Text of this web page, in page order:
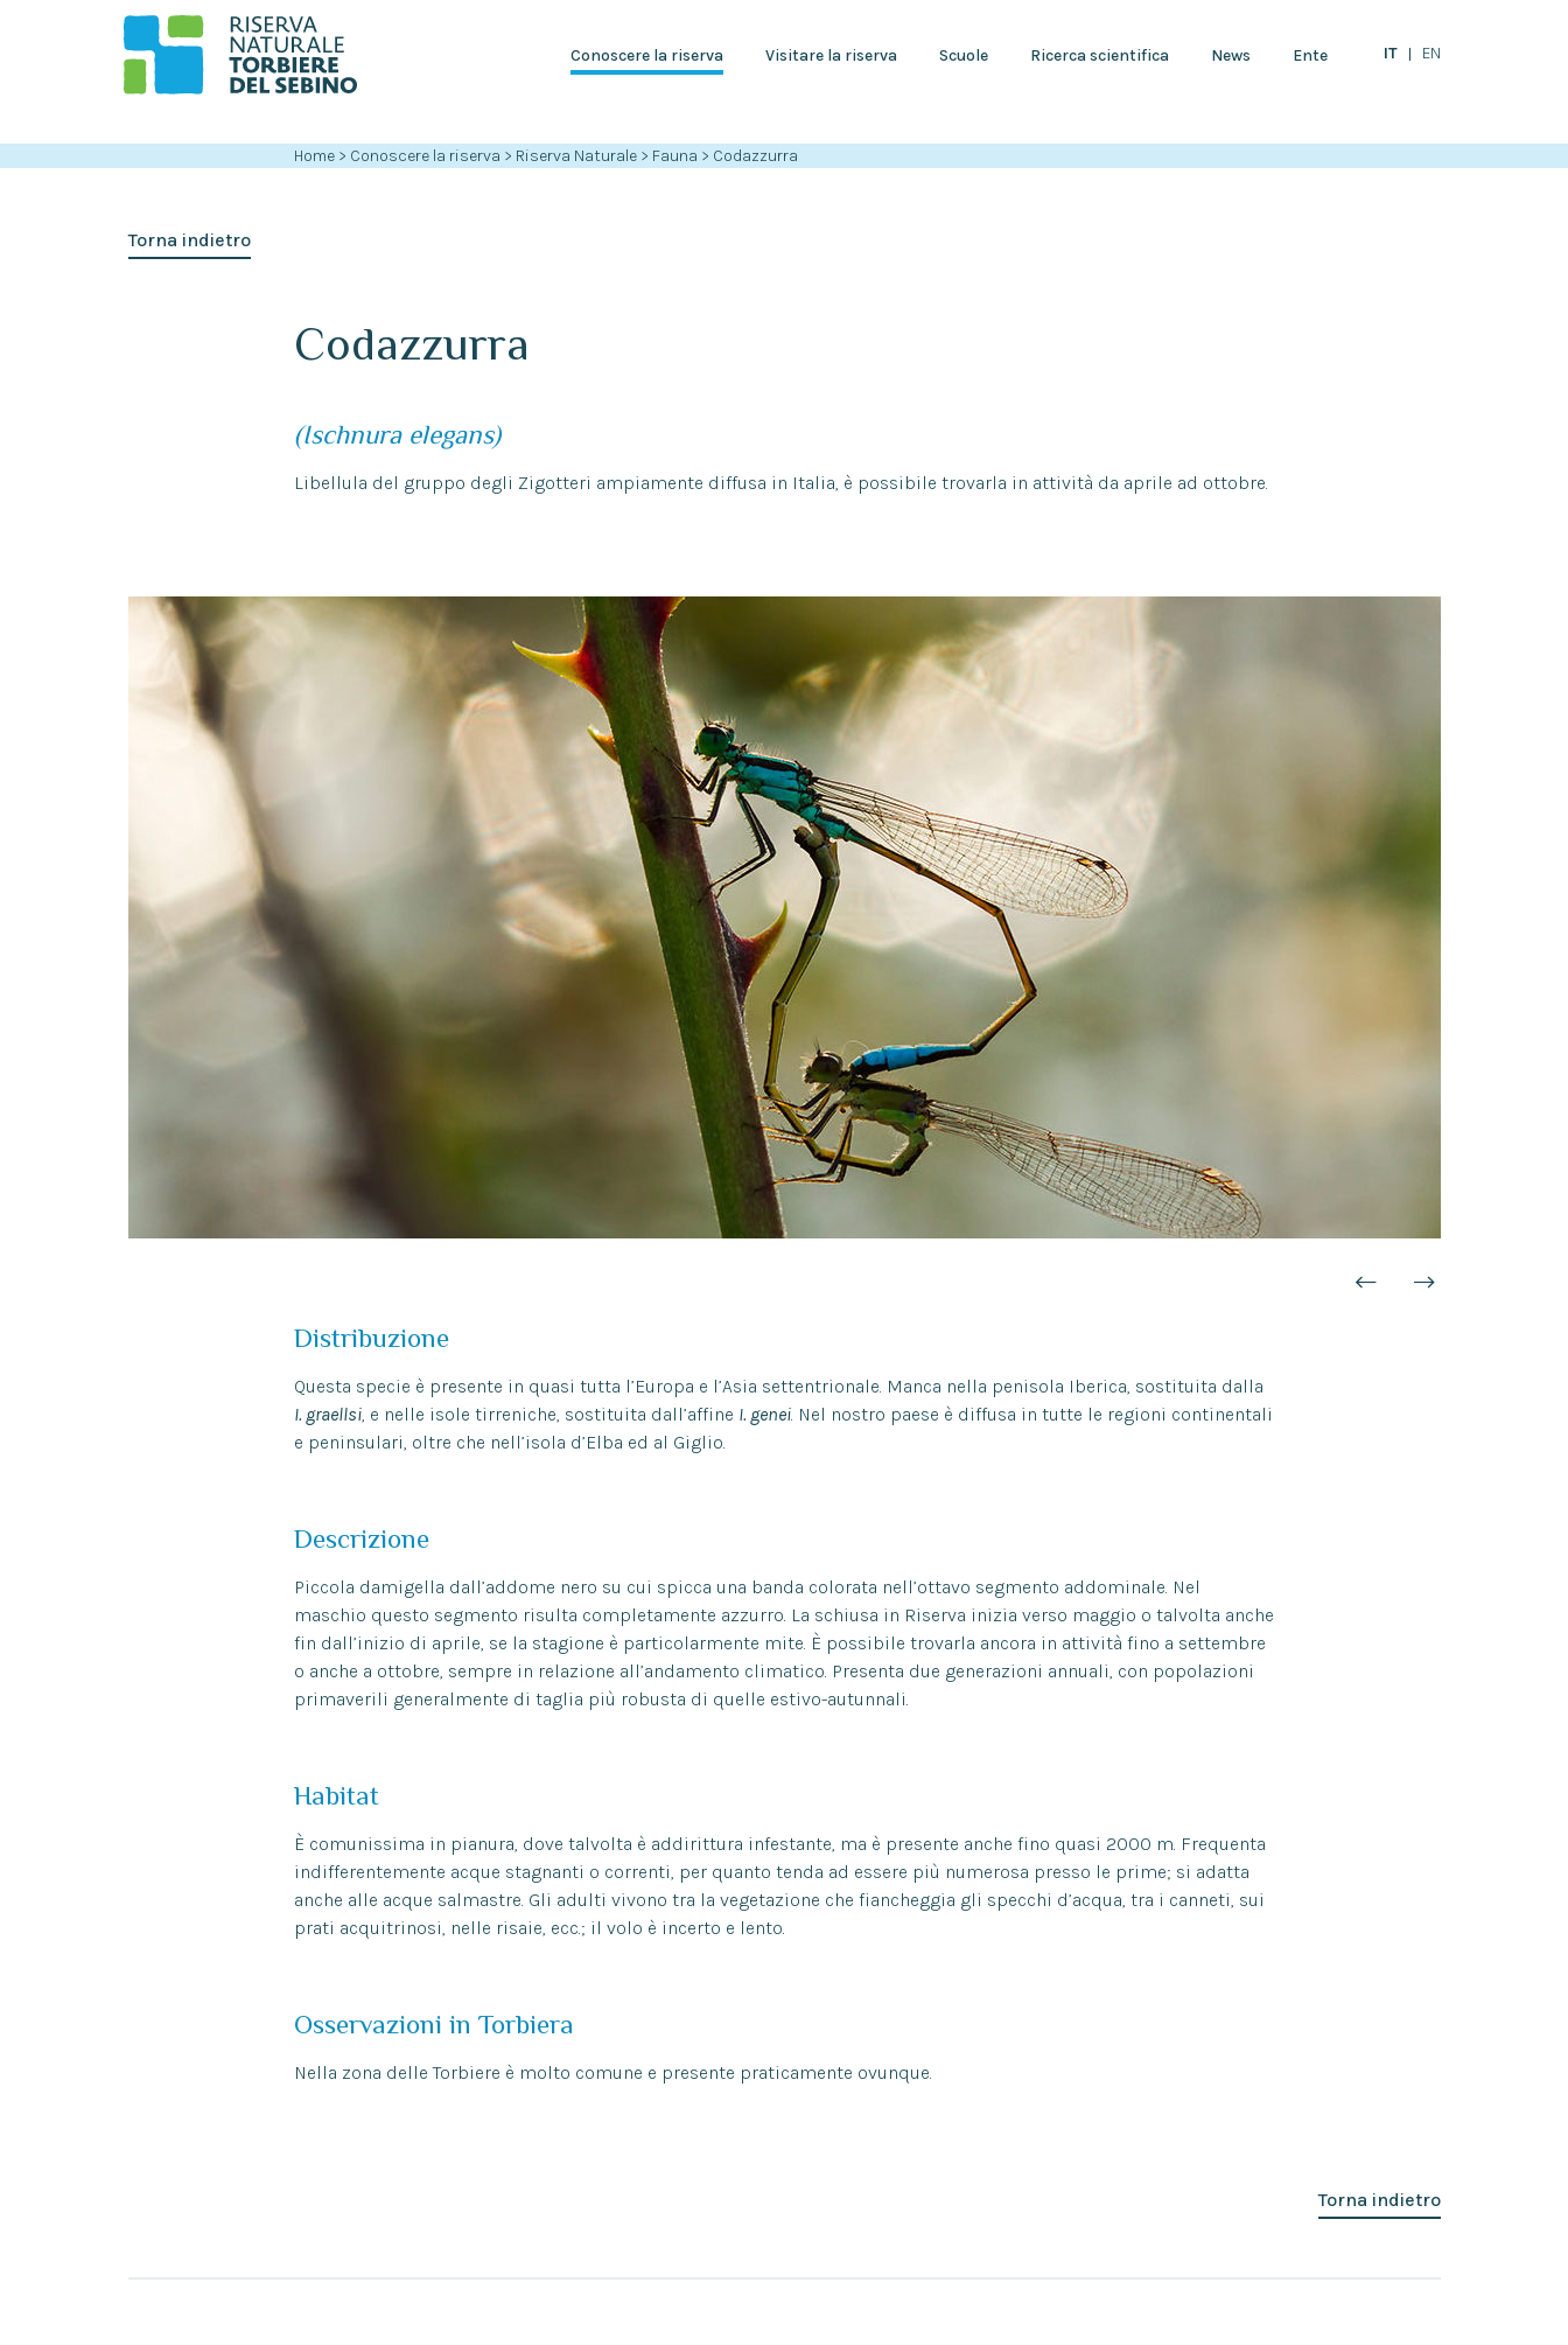
Conoscere la riserva Visitare la riserva Scuole Ricerca scientifica News Ente IT EN
Home > Conoscere la riserva > Riserva Naturale > Fauna > Codazzurra
Torna indietro
Codazzurra
(Ischnura elegans)
Libellula del gruppo degli Zigotteri ampiamente diffusa in Italia, è possibile trovarla in attività da aprile ad ottobre.
Distribuzione
Questa specie è presente in quasi tutta l’Europa e l’Asia settentrionale. Manca nella penisola Iberica, sostituita dalla
I. graellsi, e nelle isole tirreniche, sostituita dall’affine I. genei. Nel nostro paese è diffusa in tutte le regioni continentali
e peninsulari, oltre che nell’isola d’Elba ed al Giglio.
Descrizione
Piccola damigella dall’addome nero su cui spicca una banda colorata nell’ottavo segmento addominale. Nel
maschio questo segmento risulta completamente azzurro. La schiusa in Riserva inizia verso maggio o talvolta anche
fin dall’inizio di aprile, se la stagione è particolarmente mite. È possibile trovarla ancora in attività fino a settembre
o anche a ottobre, sempre in relazione all’andamento climatico. Presenta due generazioni annuali, con popolazioni
primaverili generalmente di taglia più robusta di quelle estivo-autunnali.
Habitat
È comunissima in pianura, dove talvolta è addirittura infestante, ma è presente anche fino quasi 2000 m. Frequenta
indifferentemente acque stagnanti o correnti, per quanto tenda ad essere più numerosa presso le prime; si adatta
anche alle acque salmastre. Gli adulti vivono tra la vegetazione che fiancheggia gli specchi d’acqua, tra i canneti, sui
prati acquitrinosi, nelle risaie, ecc.; il volo è incerto e lento.
Osservazioni in Torbiera
Nella zona delle Torbiere è molto comune e presente praticamente ovunque.
Torna indietro